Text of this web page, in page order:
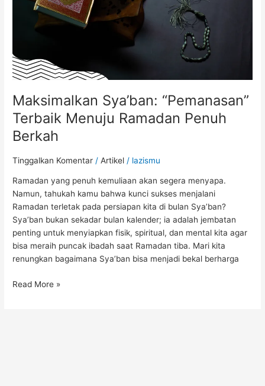
Maksimalkan Sya’ban: “Pemanasan”
Terbaik Menuju Ramadan Penuh
Berkah
Tinggalkan Komentar /Artikel / lazismu
Ramadan yang penuh kemuliaan akan segera menyapa.
Namun, tahukah kamu bahwa kunci sukses menjalani
Ramadan terletak pada persiapan kita di bulan Sya’ban?
Sya’ban bukan sekadar bulan kalender; ia adalah jembatan
penting untuk menyiapkan fisik, spiritual, dan mental kita agar
bisa meraih puncak ibadah saat Ramadan tiba. Mari kita
renungkan bagaimana Sya’ban bisa menjadi bekal berharga
Berkah
Read More »